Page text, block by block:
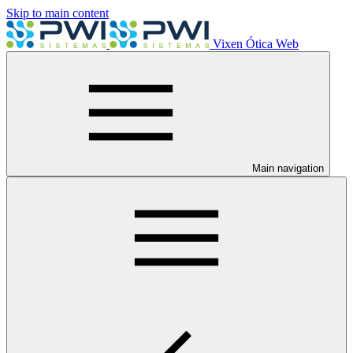
Skip to main content
Vixen Ótica Web
Main navigation